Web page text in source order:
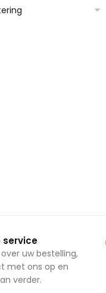
service
uw bestelling,
met ons op en
verder.